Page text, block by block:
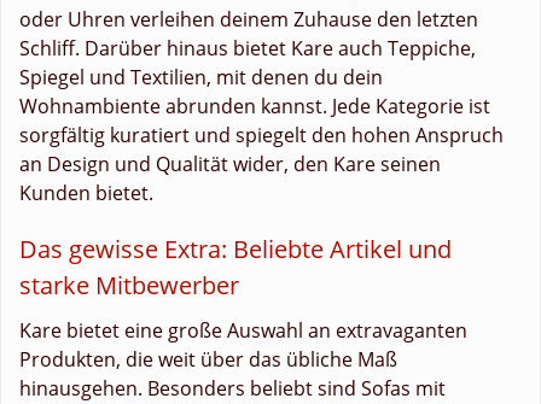
oder Uhren verleihen deinem Zuhause den letzten
Schliff. Darüber hinaus bietet Kare auch Teppiche,
Spiegel und Textilien, mit denen du dein
Wohnambiente abrunden kannst. Jede Kategorie ist
sorgfältig kuratiert und spiegelt den hohen Anspruch
an Design und Qualität wider, den Kare seinen
Kunden bietet.
Das gewisse Extra: Beliebte Artikel und
starke Mitbewerber
Kare bietet eine große Auswahl an extravaganten
Produkten, die weit über das übliche Maß
hinausgehen. Besonders beliebt sind Sofas mit